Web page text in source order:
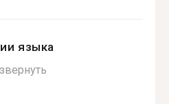
языка